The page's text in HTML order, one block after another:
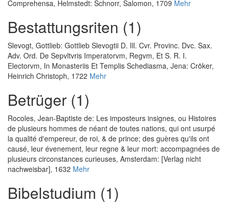
Comprehensa, Helmstedt: Schnorr, Salomon, 1709 Mehr
Bestattungsriten (1)
Slevogt, Gottlieb: Gottlieb Slevogtii D. Ill. Cvr. Provinc. Dvc. Sax.
Adv. Ord. De Sepvltvris Imperatorvm, Regvm, Et S. R. I.
Electorvm, In Monasteriis Et Templis Schediasma, Jena: Cröker,
Heinrich Christoph, 1722 Mehr
Betrüger (1)
Rocoles, Jean-Baptiste de: Les imposteurs insignes, ou Histoires
de plusieurs hommes de néant de toutes nations, qui ont usurpé
la qualité d'empereur, de roi, & de prince; des guères qu'ils ont
causé, leur évenement, leur regne & leur mort: accompagnées de
plusieurs circonstances curieuses, Amsterdam: [Verlag nicht
nachweisbar], 1632 Mehr
Bibelstudium (1)